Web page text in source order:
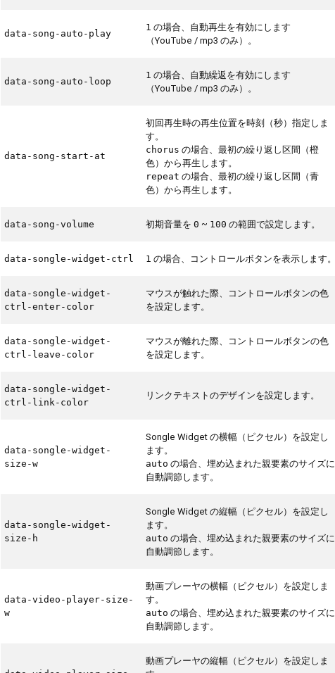
data-song-auto-play
1 の場合、自動再生を有効にします
（YouTube / mp3 のみ）。
data-song-auto-loop
1 の場合、自動繰返を有効にします
（YouTube / mp3 のみ）。
data-song-start-at
初回再生時の再生位置を時刻（秒）指定しま
す。
chorus の場合、最初の繰り返し区間（橙
色）から再生します。
repeat の場合、最初の繰り返し区間（青
色）から再生します。
data-song-volume 初期音量を0 ~ 100 の範囲で設定します。
data-songle-widget-ctrl 1 の場合、コントロールボタンを表示します。
data-songle-widget-
ctrl-enter-color
マウスが触れた際、コントロールボタンの色
を設定します。
data-songle-widget-
ctrl-leave-color
マウスが離れた際、コントロールボタンの色
を設定します。
data-songle-widget-
ctrl-link-color
リンクテキストのデザインを設定します。
data-songle-widget-
size-w
Songle Widget の横幅（ピクセル）を設定し
ます。
auto の場合、埋め込まれた親要素のサイズに
自動調節します。
data-songle-widget-
size-h
Songle Widget の縦幅（ピクセル）を設定し
ます。
auto の場合、埋め込まれた親要素のサイズに
自動調節します。
data-video-player-size-
w
動画プレーヤの横幅（ピクセル）を設定しま
す。
auto の場合、埋め込まれた親要素のサイズに
自動調節します。
動画プレーヤの縦幅（ピクセル）を設定しま